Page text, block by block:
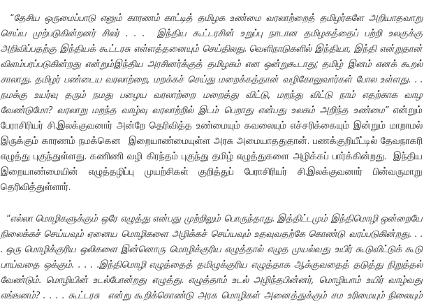
“தேசிய ஒருமைப்பாடு எனும் காரணம் காட்டித் தமிழக உண்மை வரலாற்றைத் தமிழர்களே அறியாதவாறு
செய்ய முற்படுகின்றனர் சிலர் . . . இந்திய கூட்டரசின் உறுப்பு நாடான தமிழகத்தைப் பற்றி உலகுக்கு
அறிவிப்பதற்கு இந்தியக் கூட்டரசு எள்ளத்தனையும் செய்திலது. வெளிநாடுகளில் இந்தியா, இந்தி என்றுதான்
விளம்பரப்படுகின்றது என்றும்இந்திய அரசினர்க்குத் தமிழகம் என ஒன்றுகூடாது; தமிழ் இனம் எனக் கூறல்
சாலாது. தமிழர் பண்டைய வரலாற்றை, மறக்கச் செய்து மறைக்கத்தான் வழிகோலுவார்கள் போல உள்ளது. . .
நமக்கு உயர்வு தரும் நமது பழைய வரலாற்றை மறைத்து விட்டு, மறந்து விட்டு நாம் எதற்காக வாழ
வேண்டுமோ? வரலாறு மறந்த வாழ்வு வரலாற்றில் இடம் பெறாது என்பது உலகம் அறிந்த உண்மை”என்றும்
பேராசிரியர் சி.இலக்குவனார் அன்றே தெரிவித்த உண்மையும் கவலையும் எச்சரிக்கையும் இன்றும் மாறாமல்
இருக்கும் காரணம் நமக்கென இறையாண்மையுள்ள அரசு அமையாததுதான். பணக்குறியீட்டில் தேவநாகரி
எழுத்து புகுந்துள்ளது. கணிணி வழி கிரந்தம் புகுந்து தமிழ் எழுத்துகளை அழிக்கப் பார்க்கின்றது. இந்திய
இறையாண்மையின் எழுத்தழிப்பு முயற்சிகள் குறித்துப் பேராசிரியர் சி.இலக்குவனார் பின்வருமாறு
தெரிவித்துள்ளார்.
“எல்லா மொழிகளுக்கும் ஒரே எழுத்து என்பது முற்றிலும் பொருந்தாது. இத்திட்டமும் இந்திமொழி ஒன்றையே
நிலைக்கச் செய்யவும் ஏனைய மொழிகளை அழிக்கச் செய்யவும் உதவுவதற்கே கொண்டு வரப்படுகின்றது. . .
. ஒரு மொழிக்குரிய ஒலிகளை இன்னொரு மொழிக்குரிய எழுத்தால் எழுத முயல்வது உயிர் கூடுவிட்டுக் கூடு
பாய்வதை ஒக்கும். . . . .இந்திமொழி எழுத்தைத் தமிழுக்குரிய எழுத்தாக ஆக்குவதைத் தடுத்து நிறுத்தல்
வேண்டும். மொழியின் உடல்போன்றது எழுத்து. எழுத்தாம் உடல் அழிந்தபின்னர், மொழியாம் உயிர் வாழ்வது
எங்ஙனம்? . . . . கூட்டரசு என்று கூறிக்கொண்டு அரசு மொழிகள் அனைத்துக்கும் சம உரிமையும் நிலையும்